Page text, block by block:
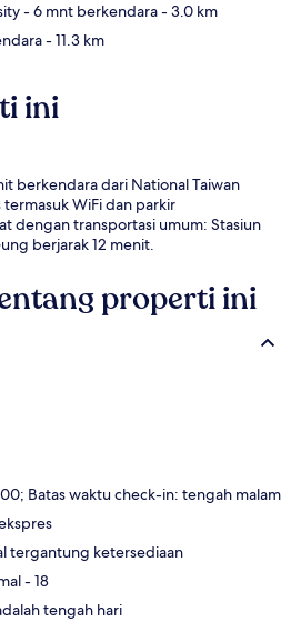
- 6 mnt berkendara- 3.0 km
- 11.3 km
ini
berkendara dari National Taiwan
WiFi dan parkir
dengan transportasi umum: Stasiun
berjarak 12 menit.
properti ini
Batas waktu check-in: tengah malam
tergantung ketersediaan
- 18
tengah hari